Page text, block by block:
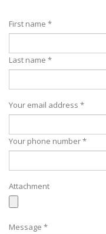
First name *
Last name *
Your email address *
Your phone number *
Attachment
Message *